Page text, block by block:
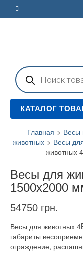
Поиск
товаров
КАТАЛОГ
Главная > Весы
животных > Весы
животных
Весы для
1500х2000
54750 грн.
Весы для животных
габариты
ограждение,